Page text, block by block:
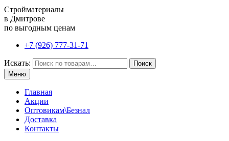
Стройматериалы
в Дмитрове
по выгодным ценам
+7 (926) 777-31-71
Искать:
Поиск
Меню
Главная
Акции
Оптовикам\Безнал
Доставка
Контакты